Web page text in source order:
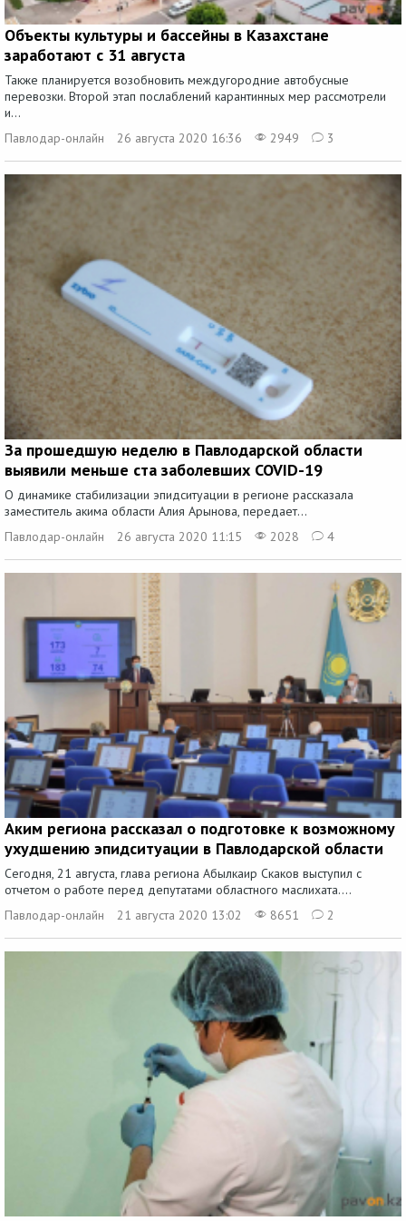
Объекты культуры и бассейны в Казахстане
заработают с 31 августа
Также планируется возобновить междугородние автобусные
перевозки. Второй этап послаблений карантинных мер рассмотрели
и...
Павлодар-онлайн
26 августа 2020 16:36 2949 3
За прошедшую неделю в Павлодарской области
выявили меньше ста заболевших COVID-19
О динамике стабилизации эпидситуации в регионе рассказала
заместитель акима области Алия Арынова, передает...
Павлодар-онлайн
26 августа 2020 11:15 2028 4
Аким региона рассказал о подготовке к возможному
ухудшению эпидситуации в Павлодарской области
Сегодня, 21 августа, глава региона Абылкаир Скаков выступил с
отчетом о работе перед депутатами областного маслихата....
Павлодар-онлайн
21 августа 2020 13:02 8651 2